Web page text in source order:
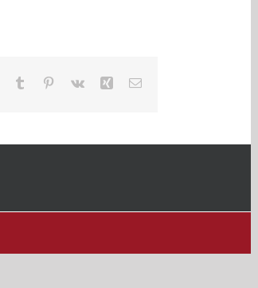
Tumblr Pinterest
Vk Xing E-